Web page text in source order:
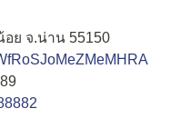
อย จ.น่าน 55150